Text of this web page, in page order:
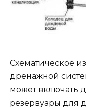
Схематическое
дренажной
может включать
резервуары для